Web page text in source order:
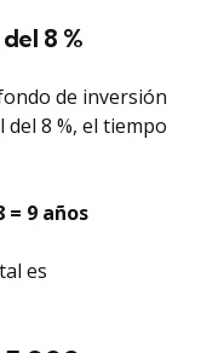
8 %
de inversión
8 %, el tiempo
= 9 años
es